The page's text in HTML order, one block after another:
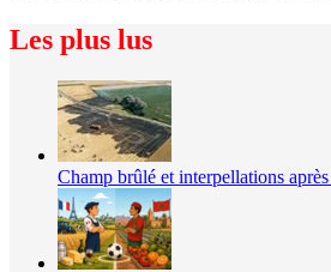
Les plus lus
Champ brûlé et interpellations